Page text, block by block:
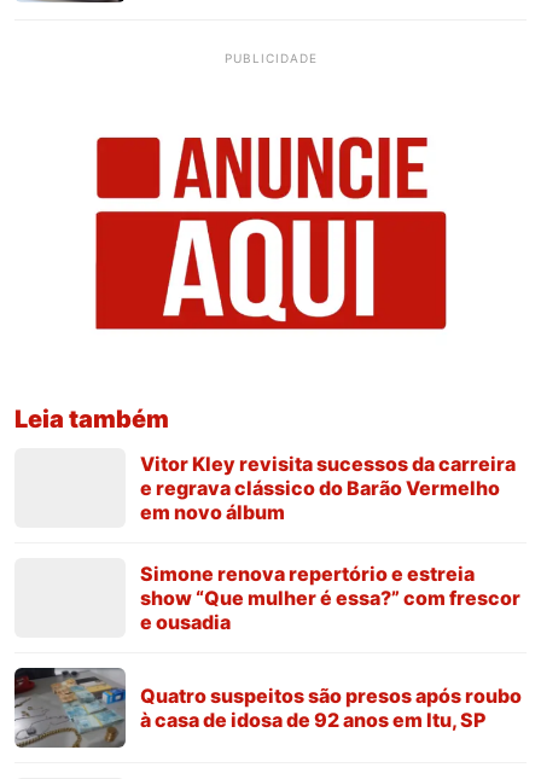
PUBLICIDADE
Leia também
Vitor Kley revisita sucessos da carreira
e regrava clássico do Barão Vermelho
em novo álbum
Simone renova repertório e estreia
show “Que mulher é essa?” com frescor
e ousadia
Quatro suspeitos são presos após roubo
à casa de idosa de 92 anos em Itu, SP